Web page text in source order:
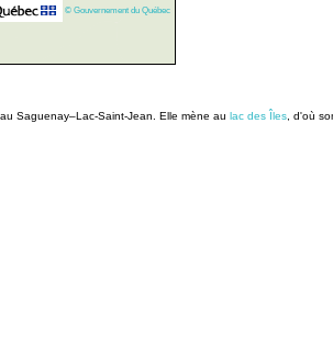
© Gouvernement du Québec
Saguenay–Lac-Saint-Jean. Elle mène au lac des Îles , d'où